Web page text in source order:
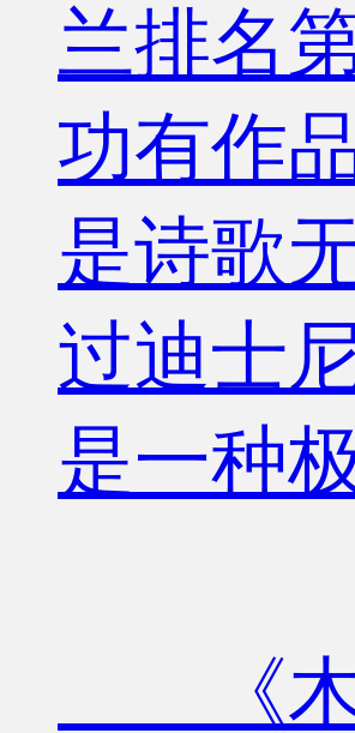
兰排名
功有作
是诗歌
过迪士
是一种
《木